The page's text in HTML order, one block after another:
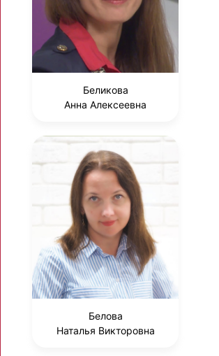
Беликова
Анна Алексеевна
Белова
Наталья Викторовна